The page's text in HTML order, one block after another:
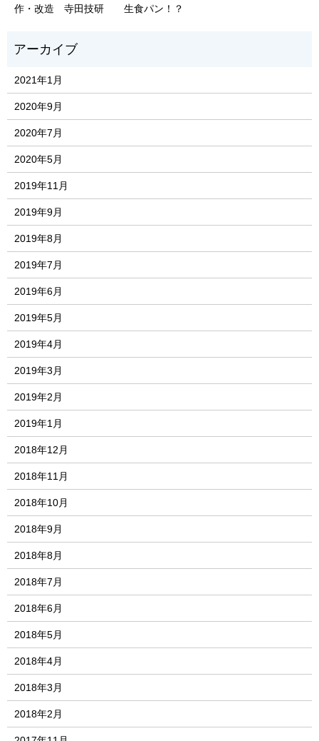
作・改造 寺田技研 生食パン！？
2021年1月
2020年9月
2020年7月
2020年5月
2019年11月
2019年9月
2019年8月
2019年7月
2019年6月
2019年5月
2019年4月
2019年3月
2019年2月
2019年1月
2018年12月
2018年11月
2018年10月
2018年9月
2018年8月
2018年7月
2018年6月
2018年5月
2018年4月
2018年3月
2018年2月